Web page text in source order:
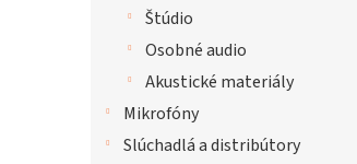
Štúdio
Osobné audio
Akustické materiály
Mikrofóny
Slúchadlá a distribútory